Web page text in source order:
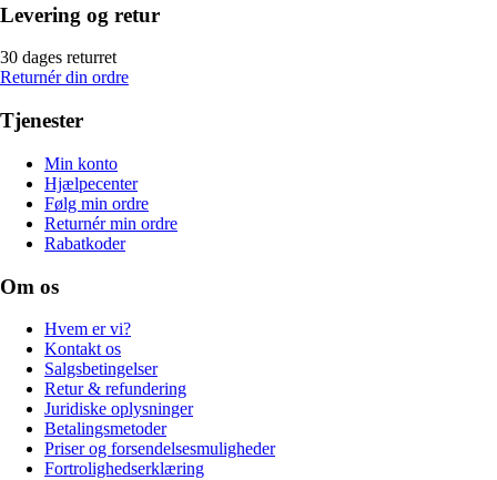
Levering og retur
30 dages returret
Returnér din ordre
Tjenester
Min konto
Hjælpecenter
Følg min ordre
Returnér min ordre
Rabatkoder
Om os
Hvem er vi?
Kontakt os
Salgsbetingelser
Retur & refundering
Juridiske oplysninger
Betalingsmetoder
Priser og forsendelsesmuligheder
Fortrolighedserklæring